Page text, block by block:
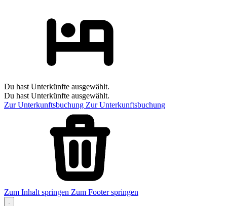
Du hast Unterkünfte ausgewählt.
Du hast Unterkünfte ausgewählt.
Zur Unterkunftsbuchung Zur Unterkunftsbuchung
Zum Inhalt springen Zum Footer springen